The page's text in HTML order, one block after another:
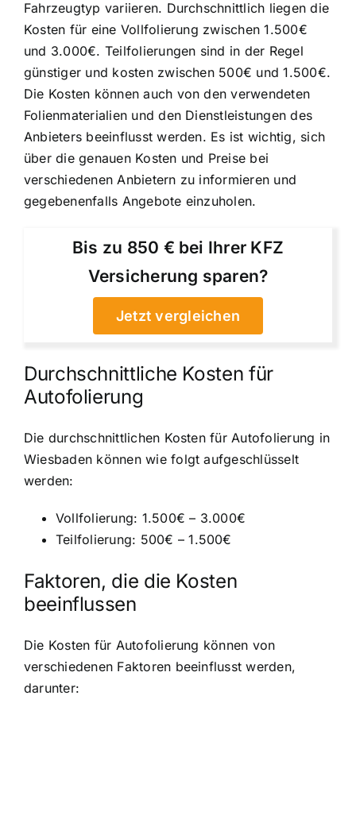
Fahrzeugtyp variieren. Durchschnittlich liegen die
Kosten für eine Vollfolierung zwischen 1.500€
und 3.000€. Teilfolierungen sind in der Regel
günstiger und kosten zwischen 500€ und 1.500€.
Die Kosten können auch von den verwendeten
Folienmaterialien und den Dienstleistungen des
Anbieters beeinflusst werden. Es ist wichtig, sich
über die genauen Kosten und Preise bei
verschiedenen Anbietern zu informieren und
gegebenenfalls Angebote einzuholen.
Bis zu 850 € bei Ihrer KFZ
Versicherung sparen?
Jetzt vergleichen
Durchschnittliche Kosten für
Autofolierung
Die durchschnittlichen Kosten für Autofolierung in
Wiesbaden können wie folgt aufgeschlüsselt
werden:
Vollfolierung: 1.500€ – 3.000€
Teilfolierung: 500€ – 1.500€
Faktoren, die die Kosten
beeinflussen
Die Kosten für Autofolierung können von
verschiedenen Faktoren beeinflusst werden,
darunter: